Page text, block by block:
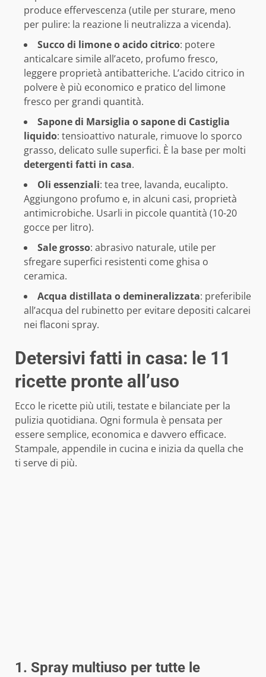
produce effervescenza (utile per sturare, meno
per pulire: la reazione li neutralizza a vicenda).
Succo di limone o acido citrico: potere
anticalcare simile all’aceto, profumo fresco,
leggere proprietà antibatteriche. L’acido citrico in
polvere è più economico e pratico del limone
fresco per grandi quantità.
Sapone di Marsiglia o sapone di Castiglia
liquido: tensioattivo naturale, rimuove lo sporco
grasso, delicato sulle superfici. È la base per molti
detergenti fatti in casa.
Oli essenziali: tea tree, lavanda, eucalipto.
Aggiungono profumo e, in alcuni casi, proprietà
antimicrobiche. Usarli in piccole quantità (10-20
gocce per litro).
Sale grosso: abrasivo naturale, utile per
sfregare superfici resistenti come ghisa o
ceramica.
Acqua distillata o demineralizzata: preferibile
all’acqua del rubinetto per evitare depositi calcarei
nei flaconi spray.
Detersivi fatti in casa: le 11
ricette pronte all’uso
Ecco le ricette più utili, testate e bilanciate per la
pulizia quotidiana. Ogni formula è pensata per
essere semplice, economica e davvero efficace.
Stampale, appendile in cucina e inizia da quella che
ti serve di più.
1. Spray multiuso per tutte le